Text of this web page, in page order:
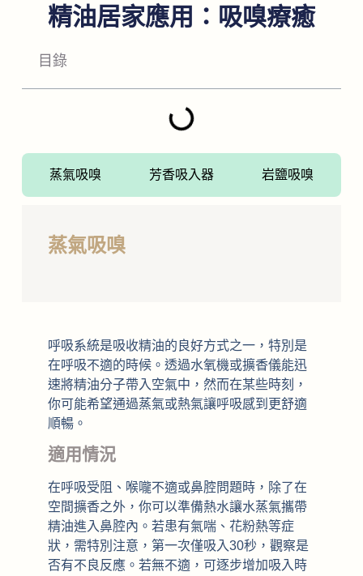
精油居家應用：吸嗅療癒
目錄
蒸氣吸嗅 芳香吸入器 岩鹽吸嗅
蒸氣吸嗅
呼吸系統是吸收精油的良好方式之一，特別是
在呼吸不適的時候。透過水氧機或擴香儀能迅
速將精油分子帶入空氣中，然而在某些時刻，
你可能希望通過蒸氣或熱氣讓呼吸感到更舒適
順暢。
適用情況
在呼吸受阻、喉嚨不適或鼻腔問題時，除了在
空間擴香之外，你可以準備熱水讓水蒸氣攜帶
精油進入鼻腔內。若患有氣喘、花粉熱等症
狀，需特別注意，第一次僅吸入30秒，觀察是
否有不良反應。若無不適，可逐步增加吸入時